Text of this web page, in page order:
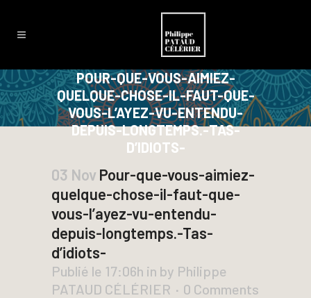
POUR-QUE-VOUS-AIMIEZ-
QUELQUE-CHOSE-IL-FAUT-QUE-
VOUS-L’AYEZ-VU-ENTENDU-
DEPUIS-LONGTEMPS.-TAS-
D’IDIOTS-
03 Nov Pour-que-vous-aimiez-
quelque-chose-il-faut-que-
vous-l’ayez-vu-entendu-
depuis-longtemps.-Tas-
d’idiots-
Publié le 17:06h in by Philippe
PATAUD CÉLÉRIER
0 Comments